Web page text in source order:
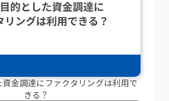
金調達にファクタリングは利用で
きる？